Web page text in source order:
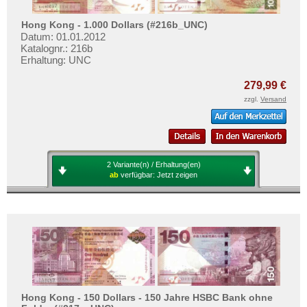
Libanon
Macao
Malaya
Myanmar
Nagorny Karabach
Niederländisch Indien
Nordkorea
Oman
Pakistan
Mehr über...
Zahlungsbedingungen
Privatsphäre und Datenschutz
Hong Kong - 1.000 Dollars (#216b_UNC)
Datum: 01.01.2012
Katalognr.: 216b
Erhaltung: UNC
279,99 €
zzgl. Versand
2 Variante(n) / Erhaltung(en)
ab verfügbar: Jetzt zeigen
Hong Kong - 150 Dollars - 150 Jahre HSBC Bank ohne